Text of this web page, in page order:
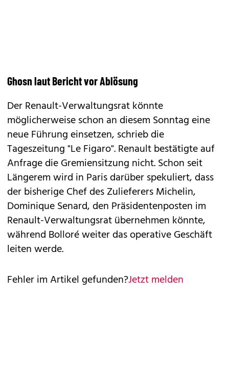
Ghosn laut Bericht vor Ablösung
Der Renault-Verwaltungsrat könnte
möglicherweise schon an diesem Sonntag eine
neue Führung einsetzen, schrieb die
Tageszeitung "Le Figaro". Renault bestätigte auf
Anfrage die Gremiensitzung nicht. Schon seit
Längerem wird in Paris darüber spekuliert, dass
der bisherige Chef des Zulieferers Michelin,
Dominique Senard, den Präsidentenposten im
Renault-Verwaltungsrat übernehmen könnte,
während Bolloré weiter das operative Geschäft
leiten werde.
Fehler im Artikel gefunden?Jetzt melden